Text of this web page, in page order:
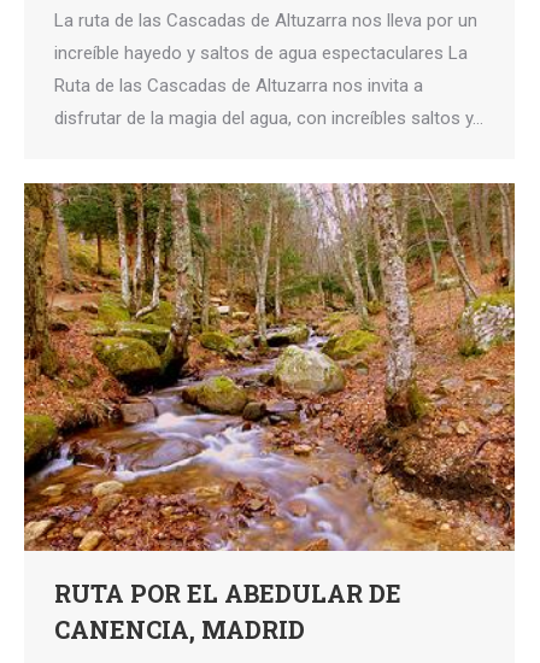
La ruta de las Cascadas de Altuzarra nos lleva por un
increíble hayedo y saltos de agua espectaculares La
Ruta de las Cascadas de Altuzarra nos invita a
disfrutar de la magia del agua, con increíbles saltos y…
RUTA POR EL ABEDULAR DE
CANENCIA, MADRID